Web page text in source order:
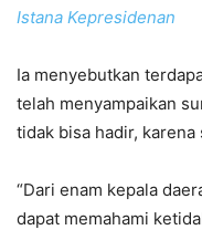
Istana Kepresidenan
Ia menyebutkan
telah menyampaikan
tidak bisa hadir, karena
“Dari enam kepala
dapat memahami